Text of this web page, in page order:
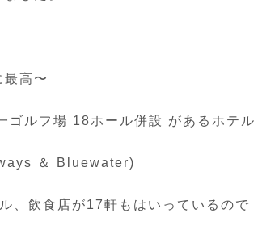
高〜
ゴルフ場 18ホール併設 があるホテル
＆ Bluewater)
、飲食店が17軒もはいっているので